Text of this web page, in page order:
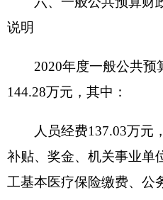
务用车购置费0万元，公务用
元。公务用车运行维护费开支
置数0辆，公务用车保有量1辆。
公务接待费0万元，开支内
项支出。单位全年安排的国内